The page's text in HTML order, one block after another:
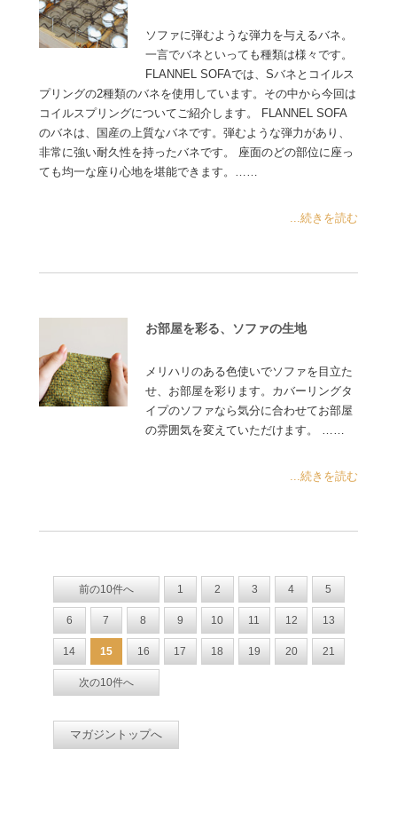
ソファに弾むような弾力を与えるバネ。
一言でバネといっても種類は様々です。
FLANNEL SOFAでは、Sバネとコイルス
プリングの2種類のバネを使用しています。その中から今回は
コイルスプリングについてご紹介します。 FLANNEL SOFA
のバネは、国産の上質なバネです。弾むような弾力があり、
非常に強い耐久性を持ったバネです。 座面のどの部位に座っ
ても均一な座り心地を堪能できます。……
...続きを読む
お部屋を彩る、ソファの生地
メリハリのある色使いでソファを目立た
せ、お部屋を彩ります。カバーリングタ
イプのソファなら気分に合わせてお部屋
の雰囲気を変えていただけます。 ……
...続きを読む
前の10件へ 1 2 3 4 5
6 7 8 9 10 11 12 13
14 15 16 17 18 19 20 21
次の10件へ
マガジントップへ